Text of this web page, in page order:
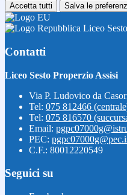
Accetta tutti Salva le
Liceo
Contatti
Liceo Sesto Properzio Assisi
Via P. Ludovico da
Tel: 075 812466
Tel: 075 816570
Email:
PEC:
C.F.: 80012220549
Seguici su